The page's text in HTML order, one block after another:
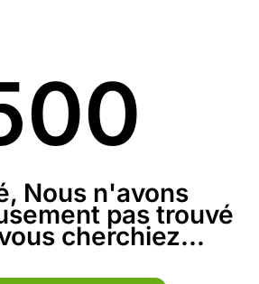
500
Nous n'avons
pas trouvé
cherchiez...